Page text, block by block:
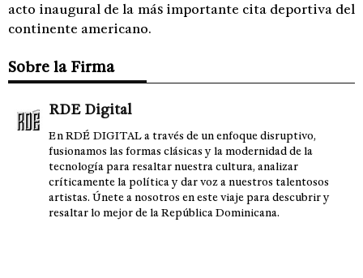
acto inaugural de la más importante cita deportiva del
continente americano.
Sobre la Firma
RDE Digital
En RDÉ DIGITAL a través de un enfoque disruptivo,
fusionamos las formas clásicas y la modernidad de la
tecnología para resaltar nuestra cultura, analizar
críticamente la política y dar voz a nuestros talentosos
artistas. Únete a nosotros en este viaje para descubrir y
resaltar lo mejor de la República Dominicana.